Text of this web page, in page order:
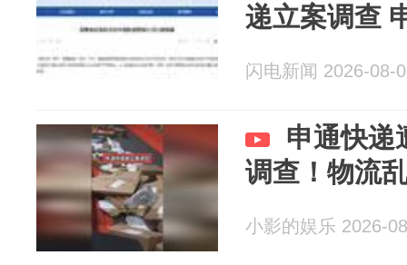
递立案调查
闪电新闻 2026-08-
申通快递
调查！物流
小影的娱乐 2026-